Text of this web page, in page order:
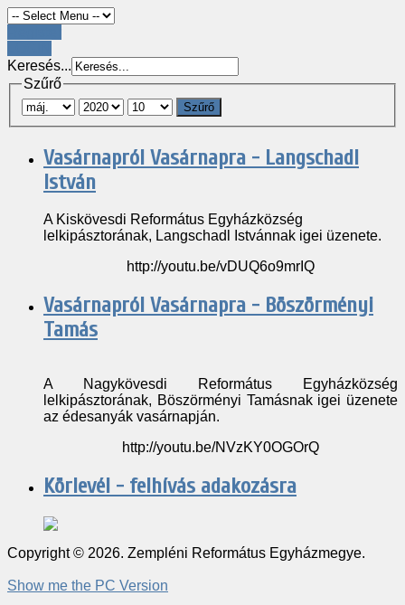
Keresés...
Szűrő
Szűrő
Vasárnapról Vasárnapra - Langschadl
István
A Kiskövesdi Református Egyházközség
lelkipásztorának, Langschadl Istvánnak igei üzenete.
http://youtu.be/vDUQ6o9mrIQ
Vasárnapról Vasárnapra - Böszörményi
Tamás
A Nagykövesdi Református Egyházközség
lelkipásztorának, Böszörményi Tamásnak igei üzenete
az édesanyák vasárnapján.
http://youtu.be/NVzKY0OGOrQ
Körlevél - felhívás adakozásra
Copyright © 2026. Zempléni Református Egyházmegye.
Show me the PC Version